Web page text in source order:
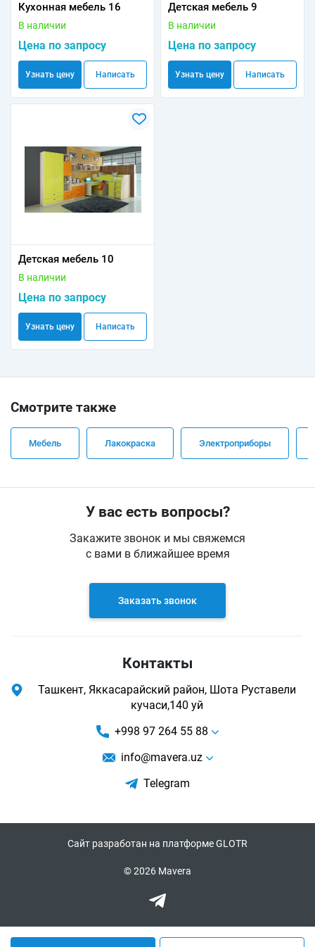
Кухонная мебель 16
В наличии
Цена по запросу
Узнать цену Написать
Детская мебель 9
В наличии
Цена по запросу
Узнать цену Написать
Детская мебель 10
В наличии
Цена по запросу
Узнать цену Написать
Смотрите также
Мебель Лакокраска Электроприборы
У вас есть вопросы?
Закажите звонок и мы свяжемся
с вами в ближайшее время
Заказать звонок
Контакты
Ташкент, Яккасарайский район, Шота Руставели
кучаси,140 уй
+998 97 264 55 88
info@mavera.uz
Telegram
Сайт разработан на платформе GLOTR
© 2026 Mavera